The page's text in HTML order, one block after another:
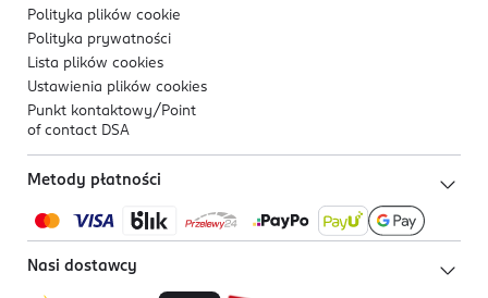
Polityka plików cookie
Polityka prywatności
Lista plików cookies
Ustawienia plików cookies
Punkt kontaktowy/ Point
of contact DSA
Metody płatności
Nasi dostawcy